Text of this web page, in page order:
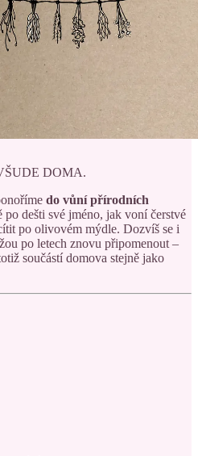
DOMA.
do vůní přírodních
po dešti své jméno, jak voní čerstvé
po olivovém mýdle. Dozvíš se i
po letech znovu připomenout –
součástí domova stejně jako